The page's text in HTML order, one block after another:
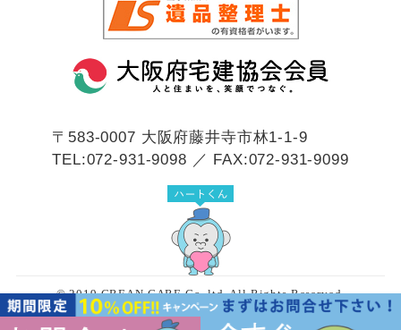
〒583-0007 大阪府藤井寺市林1-1-9
TEL:072-931-9098 ／ FAX:072-931-9099
© 2019 CREAN CARE Co.,ltd. All Rights Reserved.